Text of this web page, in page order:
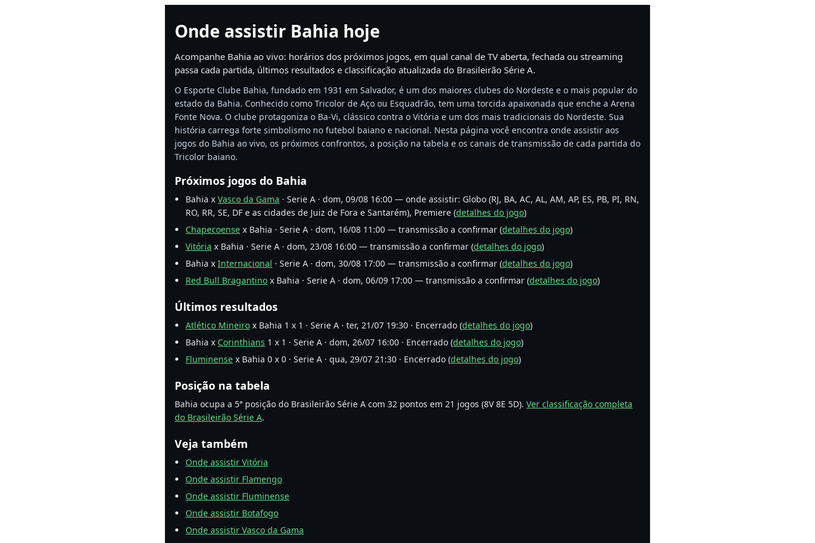
Onde assistir Bahia hoje
Acompanhe Bahia ao vivo: horários dos próximos jogos, em qual canal de TV aberta, fechada ou streaming
passa cada partida, últimos resultados e classificação atualizada do Brasileirão Série A.
O Esporte Clube Bahia, fundado em 1931 em Salvador, é um dos maiores clubes do Nordeste e o mais popular do
estado da Bahia. Conhecido como Tricolor de Aço ou Esquadrão, tem uma torcida apaixonada que enche a Arena
Fonte Nova. O clube protagoniza o Ba-Vi, clássico contra o Vitória e um dos mais tradicionais do Nordeste. Sua
história carrega forte simbolismo no futebol baiano e nacional. Nesta página você encontra onde assistir aos
jogos do Bahia ao vivo, os próximos confrontos, a posição na tabela e os canais de transmissão de cada partida do
Tricolor baiano.
Próximos jogos do Bahia
Bahia x Vasco da Gama · Serie A · dom, 09/08 16:00 — onde assistir: Globo (RJ, BA, AC, AL, AM, AP, ES, PB, PI, RN,
RO, RR, SE, DF e as cidades de Juiz de Fora e Santarém), Premiere (detalhes do jogo)
Chapecoense x Bahia · Serie A · dom, 16/08 11:00 — transmissão a confirmar (detalhes do jogo)
Vitória x Bahia · Serie A · dom, 23/08 16:00 — transmissão a confirmar (detalhes do jogo)
Bahia x Internacional · Serie A · dom, 30/08 17:00 — transmissão a confirmar (detalhes do jogo)
Red Bull Bragantino x Bahia · Serie A · dom, 06/09 17:00 — transmissão a confirmar (detalhes do jogo)
Últimos resultados
Atlético Mineiro x Bahia 1 x 1 · Serie A · ter, 21/07 19:30 · Encerrado (detalhes do jogo)
Bahia x Corinthians 1 x 1 · Serie A · dom, 26/07 16:00 · Encerrado (detalhes do jogo)
Fluminense x Bahia 0 x 0 · Serie A · qua, 29/07 21:30 · Encerrado (detalhes do jogo)
Posição na tabela
Bahia ocupa a 5ª posição do Brasileirão Série A com 32 pontos em 21 jogos (8V 8E 5D). Ver classificação completa
do Brasileirão Série A.
Veja também
Onde assistir Vitória
Onde assistir Flamengo
Onde assistir Fluminense
Onde assistir Botafogo
Onde assistir Vasco da Gama